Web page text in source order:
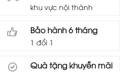
khu vực nội thành
Bảo hành 6 tháng
1 đổi 1
Quà tặng khuyễn mãi